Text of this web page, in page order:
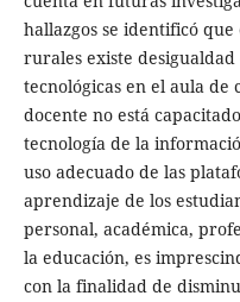
hallazgos se identificó
rurales existe
tecnológicas en el aula de
docente no está
tecnología de la
uso adecuado de las
aprendizaje de los
personal, académica,
la educación, es
con la finalidad de